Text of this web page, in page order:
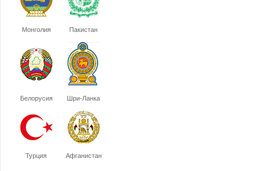
Монголия Пакистан
Белорусия Шри-Ланка
Турция Афганистан